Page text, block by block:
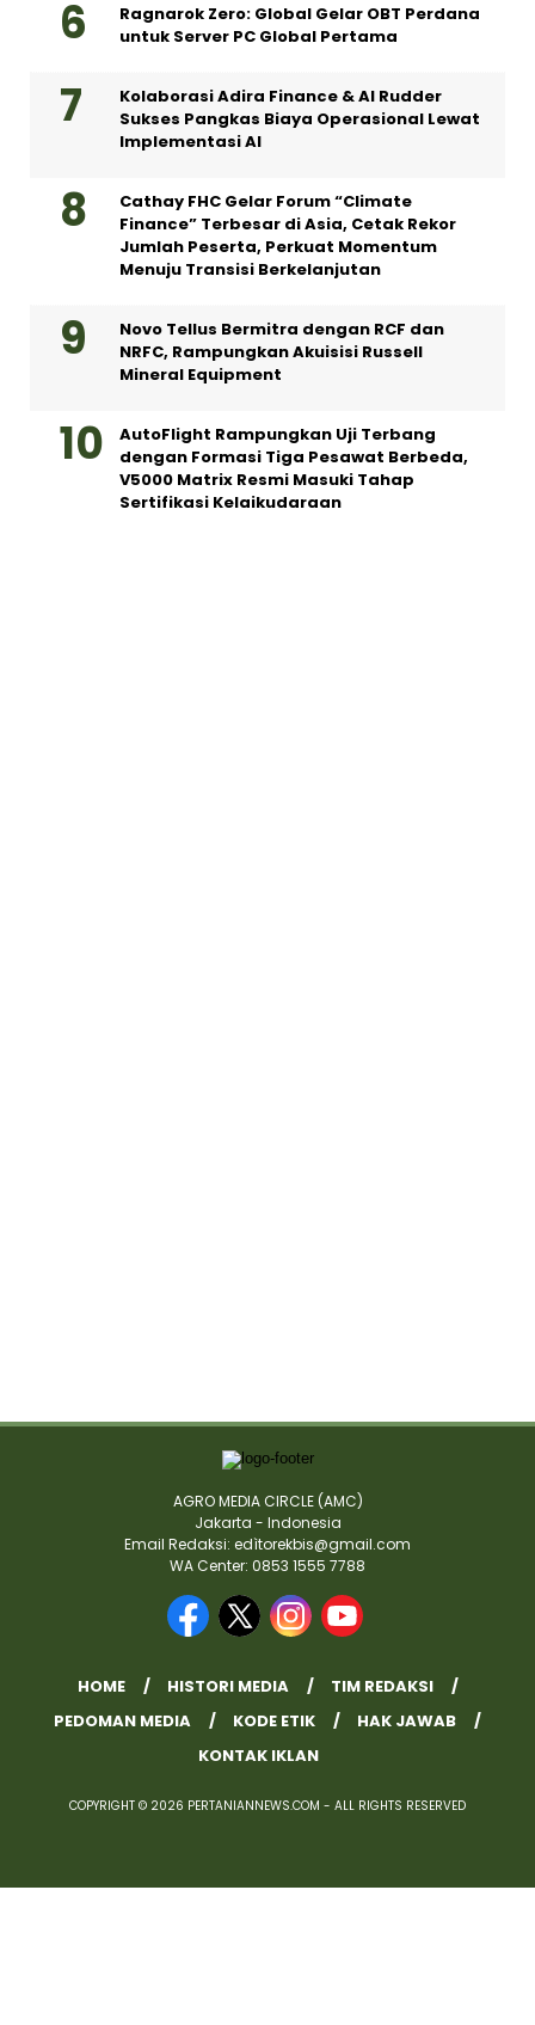
Ragnarok Zero: Global Gelar OBT Perdana
untuk Server PC Global Pertama
Kolaborasi Adira Finance & AI Rudder
Sukses Pangkas Biaya Operasional Lewat
Implementasi AI
Cathay FHC Gelar Forum “Climate
Finance” Terbesar di Asia, Cetak Rekor
Jumlah Peserta, Perkuat Momentum
Menuju Transisi Berkelanjutan
Novo Tellus Bermitra dengan RCF dan
NRFC, Rampungkan Akuisisi Russell
Mineral Equipment
AutoFlight Rampungkan Uji Terbang
dengan Formasi Tiga Pesawat Berbeda,
V5000 Matrix Resmi Masuki Tahap
Sertifikasi Kelaikudaraan
AGRO MEDIA CIRCLE (AMC)
Jakarta - Indonesia
Email Redaksi: edìtorekbis@gmail.com
WA Center: 0853 1555 7788
HOME HISTORI MEDIA
TIM REDAKSI
PEDOMAN MEDIA
KODE ETIK
HAK JAWAB
KONTAK IKLAN
COPYRIGHT © 2026 PERTANIANNEWS.COM - ALL RIGHTS RESERVED